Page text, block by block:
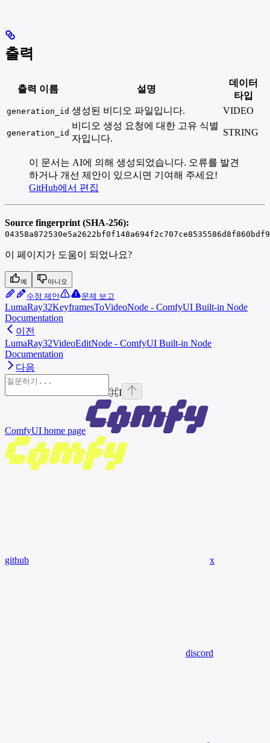
출력
출력 이름 설명
데이터
타입
generation_id 생성된 비디오 파일입니다. VIDEO
generation_id
비디오 생성 요청에 대한 고유 식별
자입니다.
STRING
이 문서는 AI에 의해 생성되었습니다. 오류를 발견
하거나 개선 제안이 있으시면 기여해 주세요!
GitHub에서 편집
Source fingerprint (SHA-256):
이 페이지가 도움이 되었나요?
예 아니오
수정 제안 문제 보고
LumaRay32KeyframesToVideoNode - ComfyUI Built-in Node
Documentation
이전
LumaRay32VideoEditNode - ComfyUI Built-in Node
Documentation
다음
⌘I
ComfyUI home page
github x
discord